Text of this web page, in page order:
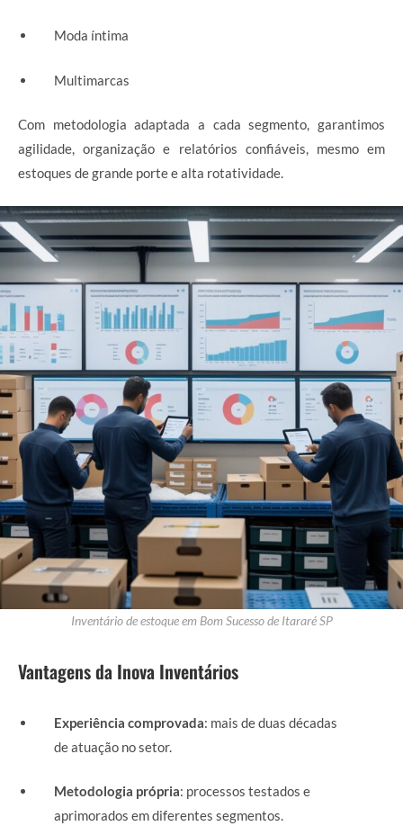
Moda íntima
Multimarcas
Com metodologia adaptada a cada segmento, garantimos
agilidade, organização e relatórios confiáveis, mesmo em
estoques de grande porte e alta rotatividade.
Inventário de estoque em Bom Sucesso de Itararé SP
Vantagens da Inova Inventários
Experiência comprovada: mais de duas décadas
de atuação no setor.
Metodologia própria: processos testados e
aprimorados em diferentes segmentos.